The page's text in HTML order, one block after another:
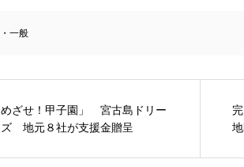
一般
めざせ！甲子園」 宮古島ドリー
ズ 地元８社が支援金贈呈